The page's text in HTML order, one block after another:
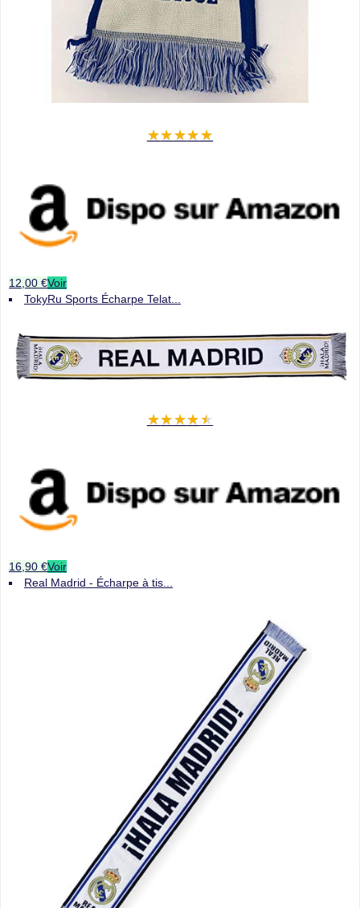
★★★★★
12,00 €Voir
TokyRu Sports Écharpe Telat...
★★★★★
16,90 €Voir
Real Madrid - Écharpe à tis...